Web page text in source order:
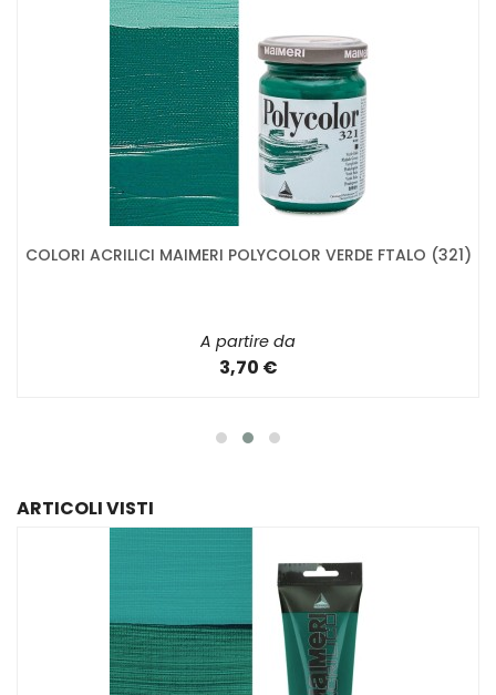
COLORI ACRILICI MAIMERI POLYCOLOR VERDE FTALO (321)
A partire da
3,70 €
ARTICOLI VISTI